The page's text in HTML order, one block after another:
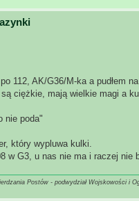
112, AK/G36/M-ka a pudłem
ciężkie, mają wielkie magi a
nie poda"
który wypluwa kulki.
w G3, u nas nie ma i raczej
Postów - podwydział Wojskowości i